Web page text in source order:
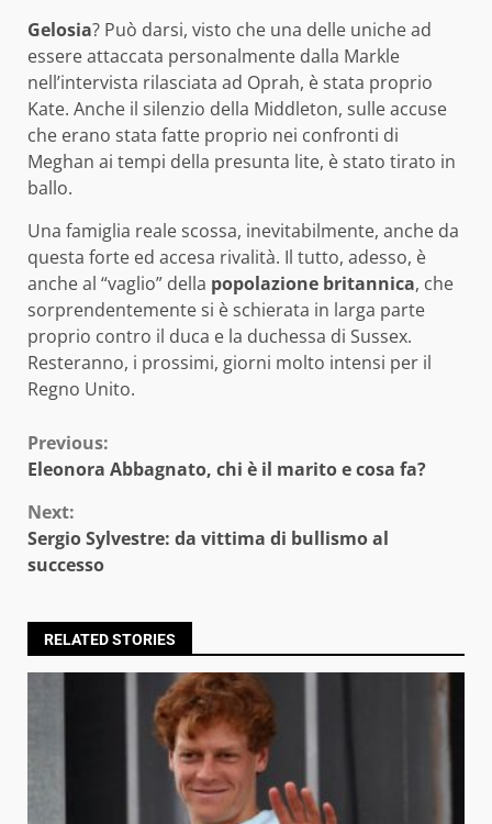
Gelosia? Può darsi, visto che una delle uniche ad
essere attaccata personalmente dalla Markle
nell’intervista rilasciata ad Oprah, è stata proprio
Kate. Anche il silenzio della Middleton, sulle accuse
che erano stata fatte proprio nei confronti di
Meghan ai tempi della presunta lite, è stato tirato in
ballo.
Una famiglia reale scossa, inevitabilmente, anche da
questa forte ed accesa rivalità. Il tutto, adesso, è
anche al “vaglio” della popolazione britannica, che
sorprendentemente si è schierata in larga parte
proprio contro il duca e la duchessa di Sussex.
Resteranno, i prossimi, giorni molto intensi per il
Regno Unito.
Continue
Previous:
Eleonora Abbagnato, chi è il marito e cosa fa?
Next:
Sergio Sylvestre: da vittima di bullismo al
successo
RELATED STORIES